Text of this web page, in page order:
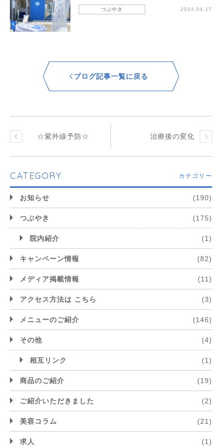
つぶやき 2024.04.17
ブログ記事一覧に戻る
☆紫外線予防☆ 治療後の変化
CATEGORY カテゴリー
お知らせ (190)
つぶやき (175)
院内紹介 (1)
キャンペーン情報 (82)
メディア掲載情報 (11)
アクセス方法は こちら (3)
メニューのご紹介 (146)
その他 (4)
相互リンク (1)
商品のご紹介 (19)
ご紹介いただきました (2)
美容コラム (21)
求人 (1)